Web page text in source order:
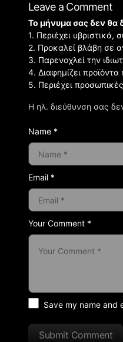
Leave a Comment
Η ηλ. διεύθυνση σας
Your Comment *
Το μήνυμα σας δεν θα
1. Περιέχει
2. Προκαλεί βλάβη σε
3. Παρενοχλεί την
4. Διαφημίζει
5. Περιέχει
Name *
Email *
Save my name and
Submit Comment